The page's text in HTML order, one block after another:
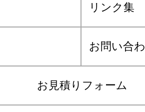
リンク集
お問い合
お見積りフォーム